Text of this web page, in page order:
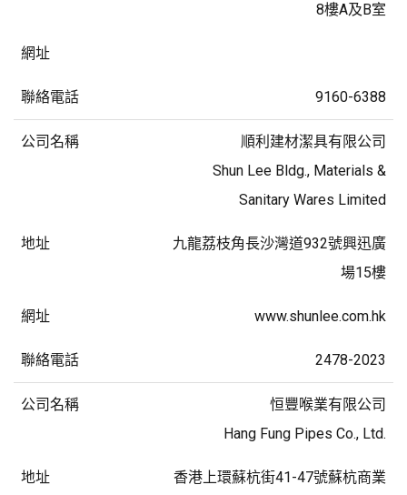
8樓A及B室
9160-6388
順利建材潔具有限公司
Shun Lee Bldg., Materials &
Sanitary Wares Limited
九龍荔枝角長沙灣道932號興迅廣
場15樓
www.shunlee.com.hk
2478-2023
恒豐喉業有限公司
Hang Fung Pipes Co., Ltd.
香港上環蘇杭街41-47號蘇杭商業